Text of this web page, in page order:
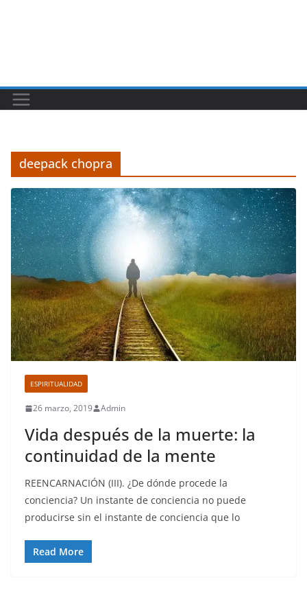
deepack chopra
ESPIRITUALIDAD
26 marzo, 2019 Admin
Vida después de la muerte: la
continuidad de la mente
REENCARNACIÓN (III). ¿De dónde procede la
conciencia? Un instante de conciencia no puede
producirse sin el instante de conciencia que lo
Read More